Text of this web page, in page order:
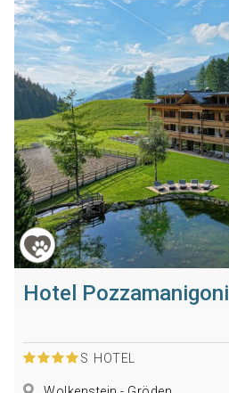
Hotel Pozzamanigoni
S HOTEL